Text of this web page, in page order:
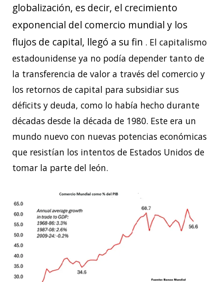
globalización, es decir, el crecimiento
exponencial del comercio mundial y los
flujos de capital, llegó a su fin . El capitalismo
estadounidense ya no podía depender tanto de
la transferencia de valor a través del comercio y
los retornos de capital para subsidiar sus
déficits y deuda, como lo había hecho durante
décadas desde la década de 1980. Este era un
mundo nuevo con nuevas potencias económicas
que resistían los intentos de Estados Unidos de
tomar la parte del león.